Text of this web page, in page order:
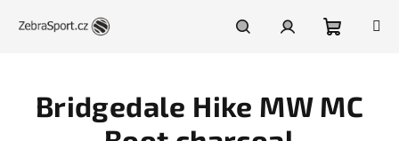
košík
Bridgedale Hike MW MC